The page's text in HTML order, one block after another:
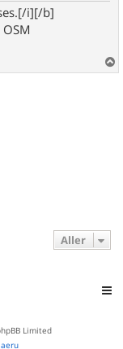
i][/b]
a
Aller
Limited